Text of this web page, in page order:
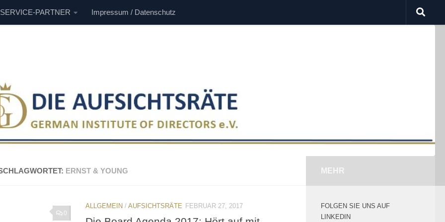
PARTNER Impressum / Datenschutz
ERNST & YOUNG
0
ALLGEMEIN / AUFSICHTSRÄTE FEBRUAR 27, 2017
MEHR
FOLGEN SIE UNS AUF
LINKEDIN